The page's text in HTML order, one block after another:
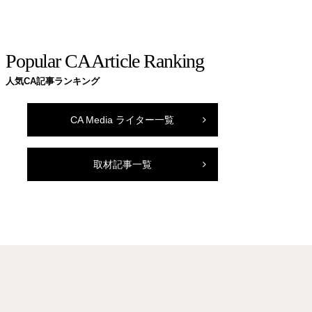
Popular CA Article Ranking
人気CA記事ランキング
CA Media ライター一覧
取材記事一覧